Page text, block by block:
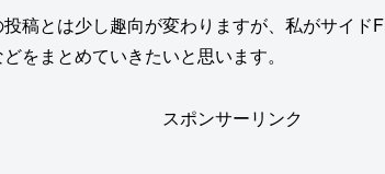
稿とは少し趣向が変わりますが、私がサイド
をまとめていきたいと思います。
スポンサーリンク